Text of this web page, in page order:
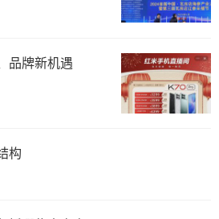
品牌新机遇
构